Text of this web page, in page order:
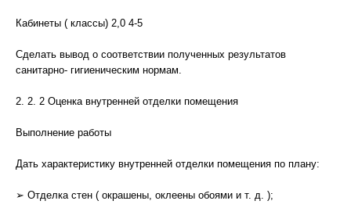
Кабинеты ( классы) 2,0 4-5
Сделать вывод о соответствии полученных результатов
санитарно- гигиеническим нормам.
2. 2. 2 Оценка внутренней отделки помещения
Выполнение работы
Дать характеристику внутренней отделки помещения по плану:
➢ Отделка стен ( окрашены, оклеены обоями и т. д. );